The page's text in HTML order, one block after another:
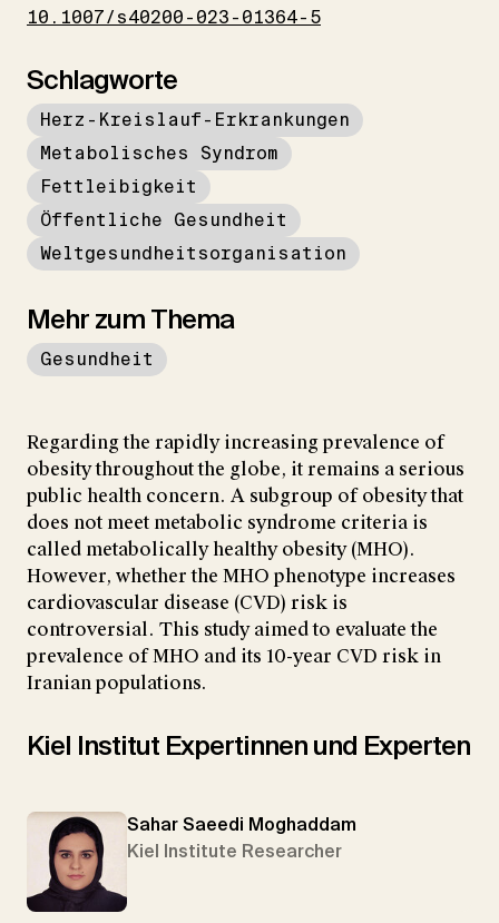
10.1007/s40200-023-01364-5
Schlagworte
Herz-Kreislauf-Erkrankungen
Metabolisches Syndrom
Fettleibigkeit
Öffentliche Gesundheit
Weltgesundheitsorganisation
Mehr zum Thema
Gesundheit
Regarding the rapidly increasing prevalence of
obesity throughout the globe, it remains a serious
public health concern. A subgroup of obesity that
does not meet metabolic syndrome criteria is
called metabolically healthy obesity (MHO).
However, whether the MHO phenotype increases
cardiovascular disease (CVD) risk is
controversial. This study aimed to evaluate the
prevalence of MHO and its 10-year CVD risk in
Iranian populations.
Kiel Institut Expertinnen und Experten
Sahar Saeedi Moghaddam
Kiel Institute Researcher